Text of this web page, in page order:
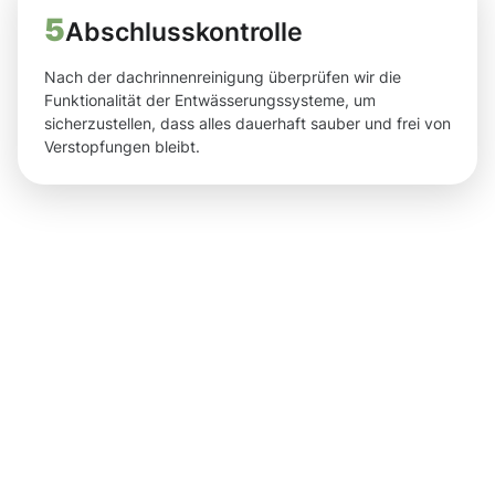
5Abschlusskontrolle
Nach der dachrinnenreinigung überprüfen wir die
Funktionalität der Entwässerungssysteme, um
sicherzustellen, dass alles dauerhaft sauber und frei von
Verstopfungen bleibt.